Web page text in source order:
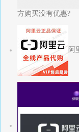
方购买没有优惠?
阿